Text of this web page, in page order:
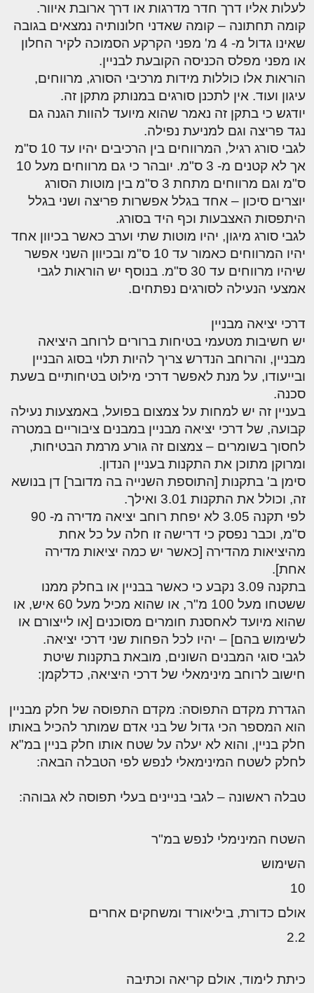
לעלות אליו דרך חדר מדרגות או דרך ארובת איוור.
קומה תחתונה – קומה שאדני חלונותיה נמצאים בגובה
שאינו גדול מ- 4 מ' מפני הקרקע הסמוכה לקיר החלון
או מפני מפלס הכניסה הקובעת לבניין.
הוראות אלו כוללות מידות מרכיבי הסורג, מרווחים,
עיגון ועוד. אין לתכנן סורגים במנותק מתקן זה.
יודגש כי בתקן זה נאמר שהוא מיועד להוות הגנה גם
נגד פריצה וגם למניעת נפילה.
לגבי סורג רגיל, המרווחים בין הרכיבים יהיו עד 10 ס"מ
אך לא קטנים מ- 3 ס"מ. יובהר כי גם מרווחים מעל 10
ס"מ וגם מרווחים מתחת 3 ס"מ בין מוטות הסורג
יוצרים סיכון – אחד בגלל אפשרות פריצה ושני בגלל
היתפסות האצבעות וכף היד בסורג.
לגבי סורג מיגון, יהיו מוטות שתי וערב כאשר בכיוון אחד
יהיו המרווחים כאמור עד 10 ס"מ ובכיוון השני אפשר
שיהיו מרווחים עד 30 ס"מ. בנוסף יש הוראות לגבי
אמצעי הנעילה לסורגים נפתחים.
דרכי יציאה מבניין
יש חשיבות מטעמי בטיחות ברורים לרוחב היציאה
מבניין, והרוחב הנדרש צריך להיות תלוי בסוג הבניין
ובייעודו, על מנת לאפשר דרכי מילוט בטיחותיים בשעת
סכנה.
בעניין זה יש למחות על צמצום בפועל, באמצעות נעילה
קבועה, של דרכי יציאה מבניין במבנים ציבוריים במטרה
לחסוך בשומרים – צמצום זה גורע מרמת הבטיחות,
ומרוקן מתוכן את התקנות בעניין הנדון.
סימן ב' בתקנות [התוספת השנייה בה מדובר] דן בנושא
זה, וכולל את התקנות 3.01 ואילך.
לפי תקנה 3.05 לא יפחת רוחב יציאה מדירה מ- 90
ס"מ, וכבר נפסק כי דרישה זו חלה על כל אחת
מהיציאות מהדירה [כאשר יש כמה יציאות מדירה
אחת].
בתקנה 3.09 נקבע כי כאשר בבניין או בחלק ממנו
ששטחו מעל 100 מ"ר, או שהוא מכיל מעל 60 איש, או
שהוא מיועד לאחסנת חומרים מסוכנים [או לייצורם או
לשימוש בהם] – יהיו לכל הפחות שני דרכי יציאה.
לגבי סוגי המבנים השונים, מובאת בתקנות שיטת
חישוב לרוחב מינימאלי של דרכי היציאה, כדלקמן:
הגדרת מקדם התפוסה: מקדם התפוסה של חלק מבניין
הוא המספר הכי גדול של בני אדם שמותר להכיל באותו
חלק בניין, והוא לא יעלה על שטח אותו חלק בניין במ"א
לחלק לשטח המינימאלי לנפש לפי הטבלה הבאה:
טבלה ראשונה – לגבי בניינים בעלי תפוסה לא גבוהה:
השטח המינימלי לנפש במ"ר
השימוש
10
אולם כדורת, ביליאורד ומשחקים אחרים
2.2
כיתת לימוד, אולם קריאה וכתיבה